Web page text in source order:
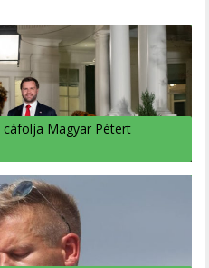
cáfolja Magyar Pétert